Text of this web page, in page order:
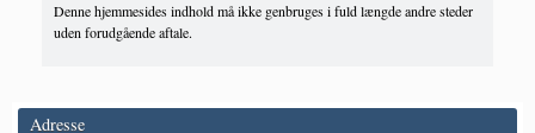
Denne hjemmesides indhold må ikke genbruges i fuld længde andre steder
uden forudgående aftale.
Adresse